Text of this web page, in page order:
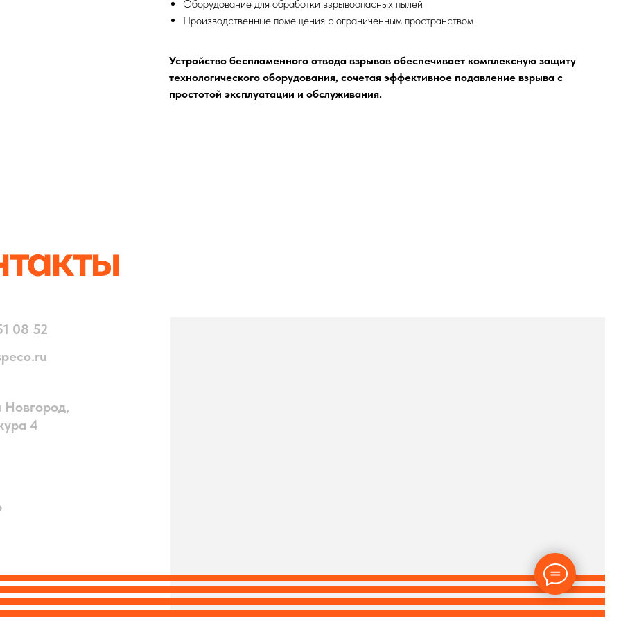
Оборудование для обработки взрывоопасных пылей
Производственные помещения с ограниченным пространством
Устройство беспламенного отвода взрывов обеспечивает комплексную защиту
технологического оборудования, сочетая эффективное подавление взрыва с
простотой эксплуатации и обслуживания.